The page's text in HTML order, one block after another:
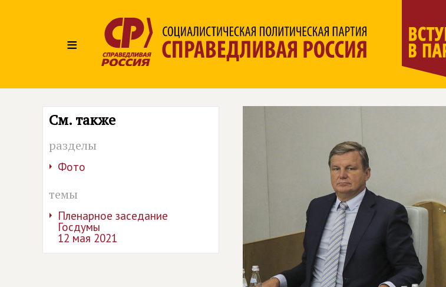
≡
См. также
разделы
Фото
темы
Пленарное заседание
Госдумы
12 мая 2021